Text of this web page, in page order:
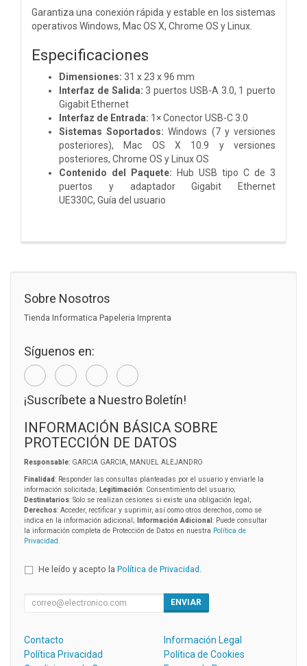
Garantiza una conexión rápida y estable en los sistemas
operativos Windows, Mac OS X, Chrome OS y Linux.
Especificaciones
Dimensiones: 31 x 23 x 96 mm
Interfaz de Salida:3 puertos USB-A 3.0, 1 puerto
Gigabit Ethernet
Interfaz de Entrada: 1× Conector USB-C 3.0
Sistemas Soportados: Windows (7 y versiones
posteriores), Mac OS X 10.9 y versiones
posteriores, Chrome OS y Linux OS
Contenido del Paquete: Hub USB tipo C de 3
puertos y adaptador Gigabit Ethernet
UE330C, Guía del usuario
Sobre Nosotros
Tienda Informatica Papeleria Imprenta
Síguenos en:
¡Suscríbete a Nuestro Boletín!
INFORMACIÓN BÁSICA SOBRE
PROTECCIÓN DE DATOS
Responsable: GARCIA GARCIA, MANUEL ALEJANDRO
Finalidad: Responder las consultas planteadas por el usuario y enviarle la
información solicitada; Legitimación: Consentimiento del usuario;
Destinatarios: Solo se realizan cesiones si existe una obligación legal;
Derechos: Acceder, rectificar y suprimir, así como otros derechos, como se
indica en la información adicional;
Información Adicional : Puede consultar
la información completa de Protección de Datos en nuestra Política de
Privacidad
He leído y acepto la Política de Privacidad
ENVIAR
Contacto
Información Legal
Política Privacidad
Política de Cookies